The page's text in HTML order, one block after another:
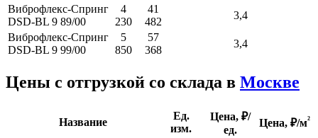
Виброфлекс-Спринг
DSD-BL 9 89/00
4
230
41
482
3,4
Виброфлекс-Спринг
DSD-BL 9 99/00
5
850
57
368
3,4
Цены с отгрузкой со склада в Москве
Название
Ед.
изм.
Цена, ₽/
ед.
Цена, ₽/м²